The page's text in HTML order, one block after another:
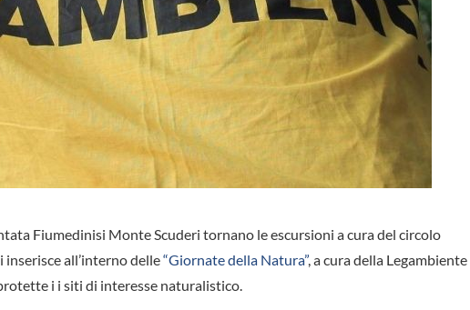
Fiumedinisi Monte Scuderi tornano le escursioni a cura del circolo
all’interno delle“Giornate della Natura”, a cura della Legambiente
i i siti di interesse naturalistico.